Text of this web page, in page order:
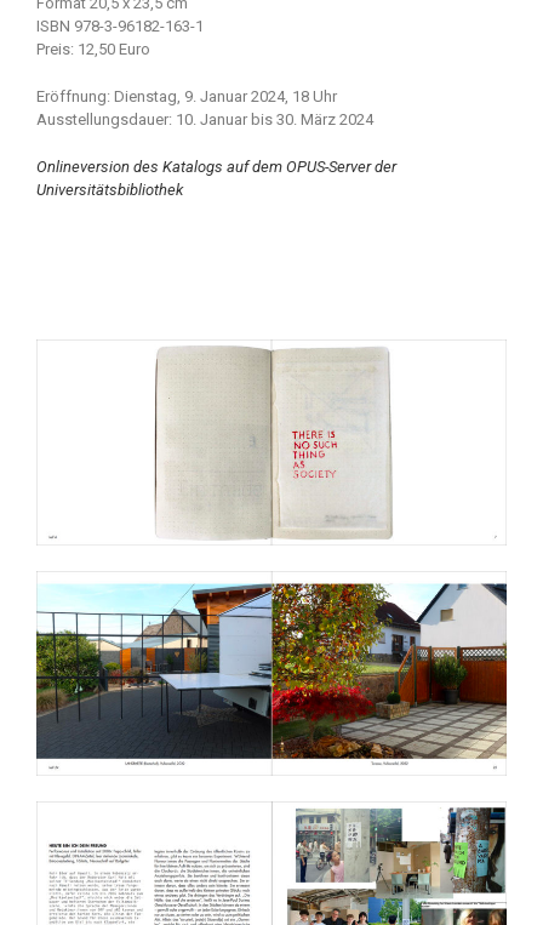
ISBN 978-3-96182-163-1
Preis: 12,50 Euro
Eröffnung: Dienstag, 9. Januar 2024, 18 Uhr
Ausstellungsdauer: 10. Januar bis 30. März 2024
Onlineversion des Katalogs auf dem OPUS-Server der
Universitätsbibliothek